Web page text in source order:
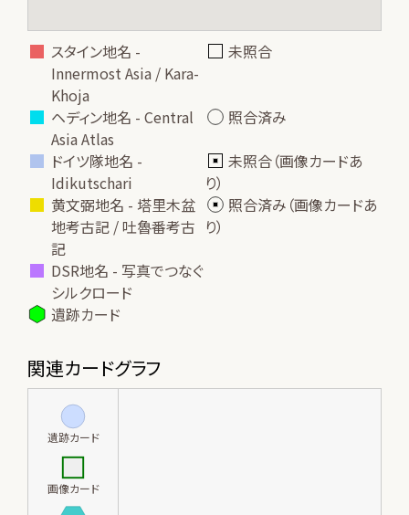
スタイン地名 -
Innermost Asia / Kara-
Khoja
未照合
ヘディン地名 - Central
Asia Atlas
照合済み
ドイツ隊地名 -
Idikutschari
未照合（画像カードあ
り）
黄文弼地名 - 塔里木盆
地考古記 / 吐魯番考古
記
照合済み（画像カードあ
り）
DSR地名 - 写真でつなぐ
シルクロード
遺跡カード
関連カードグラフ
遺跡カード
画像カード